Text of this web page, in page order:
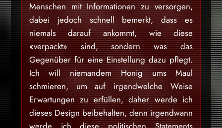
Menschen mit Informationen zu versorgen,
dabei jedoch schnell bemerkt, dass es
niemals darauf ankommt, wie diese
«verpackt» sind, sondern was das
Gegenüber für eine Einstellung dazu pflegt.
Ich will niemandem Honig ums Maul
schmieren, um auf irgendwelche Weise
Erwartungen zu erfüllen, daher werde ich
dieses Design beibehalten, denn irgendwann